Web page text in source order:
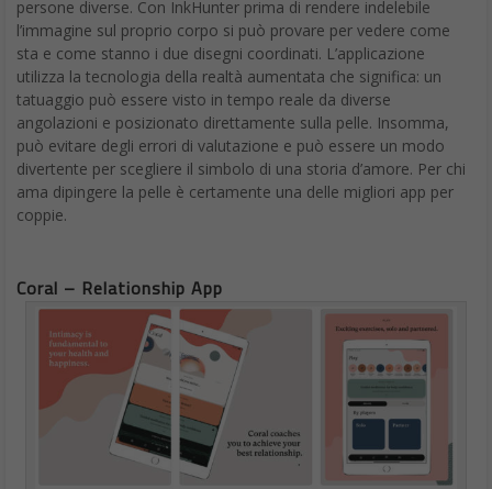
persone diverse. Con InkHunter prima di rendere indelebile
l’immagine sul proprio corpo si può provare per vedere come
sta e come stanno i due disegni coordinati. L’applicazione
utilizza la tecnologia della realtà aumentata che significa: un
tatuaggio può essere visto in tempo reale da diverse
angolazioni e posizionato direttamente sulla pelle. Insomma,
può evitare degli errori di valutazione e può essere un modo
divertente per scegliere il simbolo di una storia d’amore. Per chi
ama dipingere la pelle è certamente una delle migliori app per
coppie.
Coral – Relationship App